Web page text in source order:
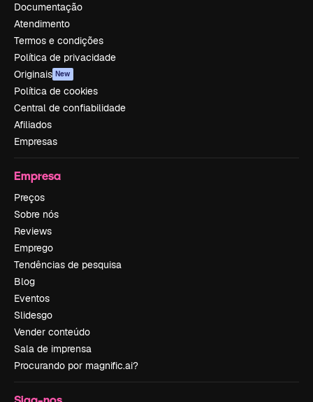
Documentação
Atendimento
Termos e condições
Política de privacidade
Originais New
Política de cookies
Central de confiabilidade
Afiliados
Empresas
Empresa
Preços
Sobre nós
Reviews
Emprego
Tendências de pesquisa
Blog
Eventos
Slidesgo
Vender conteúdo
Sala de imprensa
Procurando por magnific.ai?